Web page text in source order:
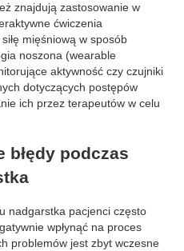
znajdują zastosowanie w
ćwiczenia
mięśniową w sposób
noszona (wearable
aktywność czy czujniki
dotyczących postępów
ich przez terapeutów w celu
błędy podczas
nadgarstka pacjenci często
wpłynąć na proces
problemów jest zbyt wczesne